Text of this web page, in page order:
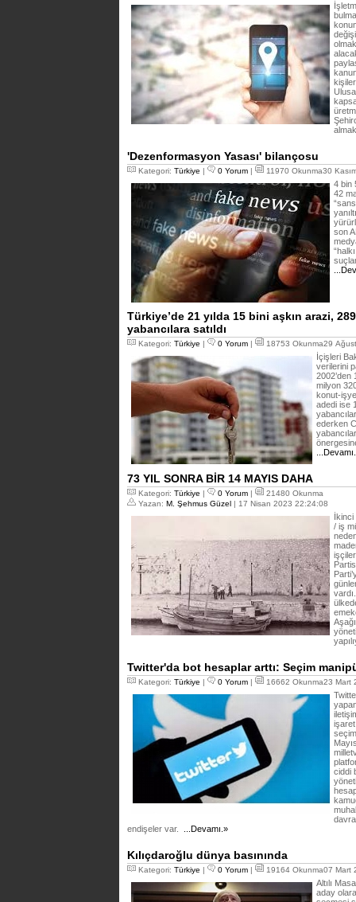
'Dezenformasyon Yasası' bilançosu
Kategori: Türkiye | 0 Yorum | 11970 Okunma30
4 bin
42
son
Türkiye’de 21 yılda 15 bini aşkın arazi,
yabancılara satıldı
Kategori: Türkiye | 0 Yorum | 18753 Okunma29
İçişleri
verilerini
2002’den
milyon
konut-
adedi ise
ederken
73 YIL SONRA BİR 14 MAYIS DAHA
Kategori: Türkiye | 0 Yorum |
21480 Okunma
Yazan: M. Şehmus Güzel | 17 Nisan 2023 22:24:08
İkinci
/ iş
Twitter'da bot hesaplar arttı: Seçim
Kategori: Türkiye | 0 Yorum | 16662 Okunma23 Mart
ciddi
endişeler var.
...Devamı.»
Kılıçdaroğlu dünya basınında
Kategori: Türkiye | 0 Yorum | 19164 Okunma07 Mart
Altılı
aday